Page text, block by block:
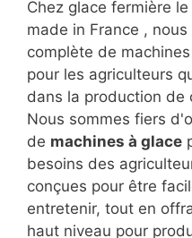
Chez glace fermière
made in France ,
complète de
pour les agriculteurs
dans la production de
Nous sommes fiers
de machines à glace
besoins des
conçues pour être
entretenir, tout en
haut niveau pour